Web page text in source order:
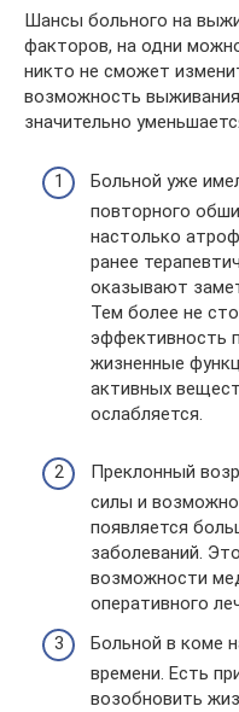
Шансы больного на
факторов, на одни
никто не сможет
возможность
значительно
Больной уже
повторного
настолько
ранее
оказывают
Тем более не
эффективность
жизненные
активных
ослабляется.
Преклонный
силы и
появляется
заболеваний.
возможности
оперативного
Больной в коме
времени. Есть
возобновить